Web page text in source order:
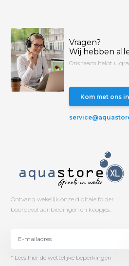
Vragen?
Wij hebben
Ons team helpt u
Kom met ons
Ontvang wekelijk onze digitale folder
boordevol aanbiedingen en koopjes.
* Lees hier de wettelijke beperkingen